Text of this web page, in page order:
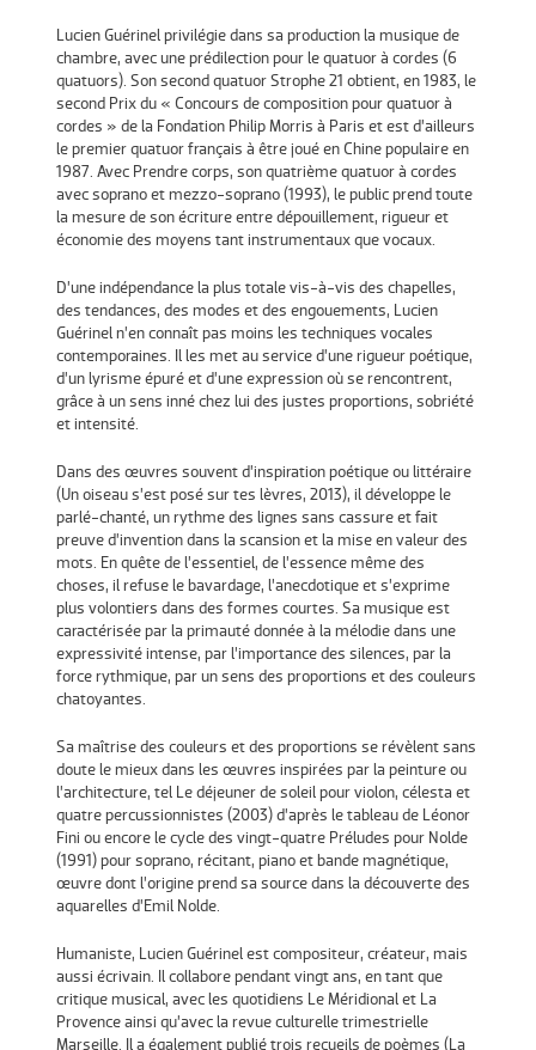
Lucien Guérinel privilégie dans sa production la musique de
chambre, avec une prédilection pour le quatuor à cordes (6
quatuors). Son second quatuor Strophe 21 obtient, en 1983, le
second Prix du « Concours de composition pour quatuor à
cordes » de la Fondation Philip Morris à Paris et est d’ailleurs
le premier quatuor français à être joué en Chine populaire en
1987. Avec Prendre corps, son quatrième quatuor à cordes
avec soprano et mezzo-soprano (1993), le public prend toute
la mesure de son écriture entre dépouillement, rigueur et
économie des moyens tant instrumentaux que vocaux.
D’une indépendance la plus totale vis-à-vis des chapelles,
des tendances, des modes et des engouements, Lucien
Guérinel n’en connaît pas moins les techniques vocales
contemporaines. Il les met au service d’une rigueur poétique,
d’un lyrisme épuré et d’une expression où se rencontrent,
grâce à un sens inné chez lui des justes proportions, sobriété
et intensité.
Dans des œuvres souvent d’inspiration poétique ou littéraire
(Un oiseau s’est posé sur tes lèvres, 2013), il développe le
parlé-chanté, un rythme des lignes sans cassure et fait
preuve d’invention dans la scansion et la mise en valeur des
mots. En quête de l’essentiel, de l’essence même des
choses, il refuse le bavardage, l’anecdotique et s’exprime
plus volontiers dans des formes courtes. Sa musique est
caractérisée par la primauté donnée à la mélodie dans une
expressivité intense, par l’importance des silences, par la
force rythmique, par un sens des proportions et des couleurs
chatoyantes.
Sa maîtrise des couleurs et des proportions se révèlent sans
doute le mieux dans les œuvres inspirées par la peinture ou
l’architecture, tel Le déjeuner de soleil pour violon, célesta et
quatre percussionnistes (2003) d’après le tableau de Léonor
Fini ou encore le cycle des vingt-quatre Préludes pour Nolde
(1991) pour soprano, récitant, piano et bande magnétique,
œuvre dont l’origine prend sa source dans la découverte des
aquarelles d’Emil Nolde.
Humaniste, Lucien Guérinel est compositeur, créateur, mais
aussi écrivain. Il collabore pendant vingt ans, en tant que
critique musical, avec les quotidiens Le Méridional et La
Provence ainsi qu’avec la revue culturelle trimestrielle
Marseille. Il a également publié trois recueils de poèmes (La